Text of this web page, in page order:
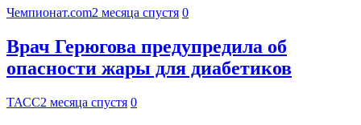
Чемпионат.com2 месяца спустя 0
Врач Герюгова предупредила об
опасности жары для диабетиков
ТАСС2 месяца спустя 0